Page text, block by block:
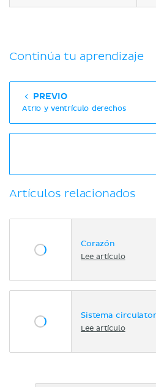
Continúa tu aprendizaje
PREVIO
Atrio y ventrículo derechos
Artículos relacionados
Corazón
Lee artículo
Sistema
Lee artículo